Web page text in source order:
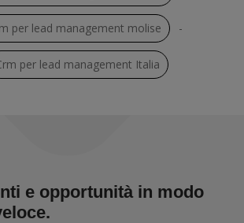
per lead management molise -
per lead management Italia
e opportunità in modo